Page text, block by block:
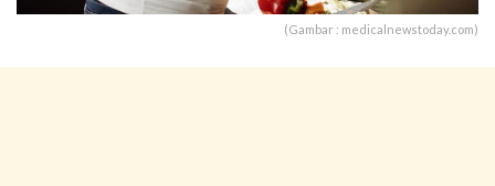
(Gambar : medicalnewstoday.com)